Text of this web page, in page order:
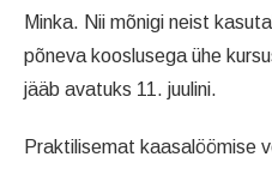
Minka. Nii mõnigi neist
põneva kooslusega ühe
jääb avatuks 11. juulini.
Praktilisemat kaasalöömise